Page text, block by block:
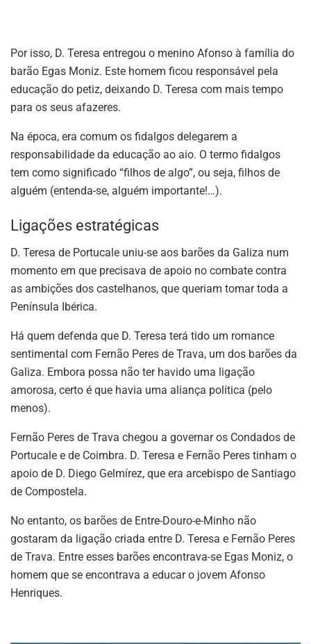
Por isso, D. Teresa entregou o menino Afonso à família do
barão Egas Moniz. Este homem ficou responsável pela
educação do petiz, deixando D. Teresa com mais tempo
para os seus afazeres.
Na época, era comum os fidalgos delegarem a
responsabilidade da educação ao aio. O termo fidalgos
tem como significado “filhos de algo”, ou seja, filhos de
alguém (entenda-se, alguém importante!…).
Ligações estratégicas
D. Teresa de Portucale uniu-se aos barões da Galiza num
momento em que precisava de apoio no combate contra
as ambições dos castelhanos, que queriam tomar toda a
Península Ibérica.
Há quem defenda que D. Teresa terá tido um romance
sentimental com Fernão Peres de Trava, um dos barões da
Galiza. Embora possa não ter havido uma ligação
amorosa, certo é que havia uma aliança política (pelo
menos).
Fernão Peres de Trava chegou a governar os Condados de
Portucale e de Coimbra. D. Teresa e Fernão Peres tinham o
apoio de D. Diego Gelmírez, que era arcebispo de Santiago
de Compostela.
No entanto, os barões de Entre-Douro-e-Minho não
gostaram da ligação criada entre D. Teresa e Fernão Peres
de Trava. Entre esses barões encontrava-se Egas Moniz, o
homem que se encontrava a educar o jovem Afonso
Henriques.